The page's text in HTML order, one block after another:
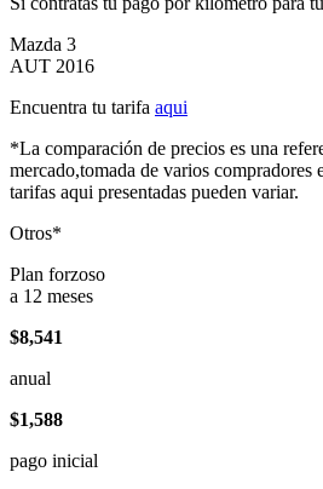
Mazda 3
AUT 2016
Encuentra tu tarifa aqui
*La comparación de precios es una
mercado,tomada de varios compradores
tarifas aqui presentadas pueden variar.
Otros*
Plan forzoso
a 12 meses
$8,541
anual
$1,588
pago inicial